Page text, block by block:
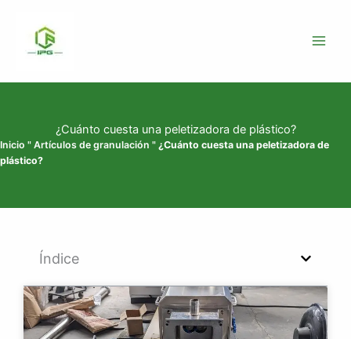
contenido
¿Cuánto cuesta una peletizadora de plástico?
Inicio " Artículos de granulación " ¿Cuánto cuesta una peletizadora de
plástico?
Índice